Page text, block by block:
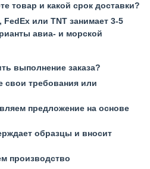
товар и какой срок доставки?
FedEx или TNT занимает 3-5
авиа- и морской
выполнение заказа?
свои требования или
предложение на основе
образцы и вносит
производство